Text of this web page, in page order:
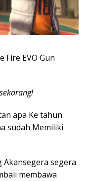
Fire EVO Gun
apa Ke tahun
sudah Memiliki
segera
membawa